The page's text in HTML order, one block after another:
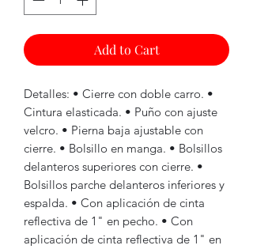
Add to Cart
Detalles: • Cierre con doble carro. •
Cintura elasticada. • Puño con ajuste
velcro. • Pierna baja ajustable con
cierre. • Bolsillo en manga. • Bolsillos
delanteros superiores con cierre. •
Bolsillos parche delanteros inferiores y
espalda. • Con aplicación de cinta
reflectiva de 1" en pecho. • Con
aplicación de cinta reflectiva de 1" en